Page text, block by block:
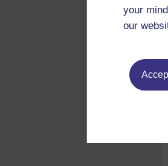
your
our